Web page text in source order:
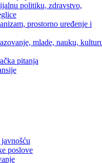
upravu i radne odnose
poslove
politiku, zdravstvo,
prostorno uređenje i
mlade, nauku,
pitanja